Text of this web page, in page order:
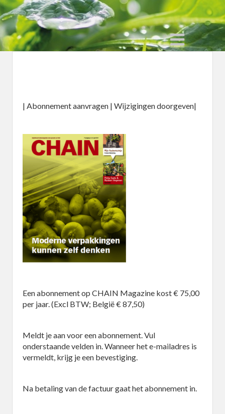
| Abonnement aanvragen | Wijzigingen doorgeven|
Een abonnement op CHAIN Magazine kost € 75,00
per jaar. (Excl BTW; België € 87,50)
Meldt je aan voor een abonnement. Vul
onderstaande velden in. Wanneer het e-mailadres is
vermeldt, krijg je een bevestiging.
Na betaling van de factuur gaat het abonnement in.